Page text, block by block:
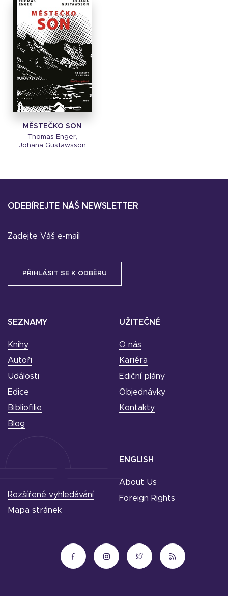
MĚSTEČKO SON
Thomas Enger,
Johana Gustawsson
SEZNAMY
Knihy
Autoři
Události
Edice
Bibliofilie
Blog
UŽITEČNÉ
O nás
Kariéra
Ediční plány
Objednávky
Kontakty
ODEBÍREJTE NÁŠ NEWSLETTER
Zadejte Váš e-mail
ENGLISH
About Us
Foreign Rights
Rozšířené vyhledávání
Mapa stránek